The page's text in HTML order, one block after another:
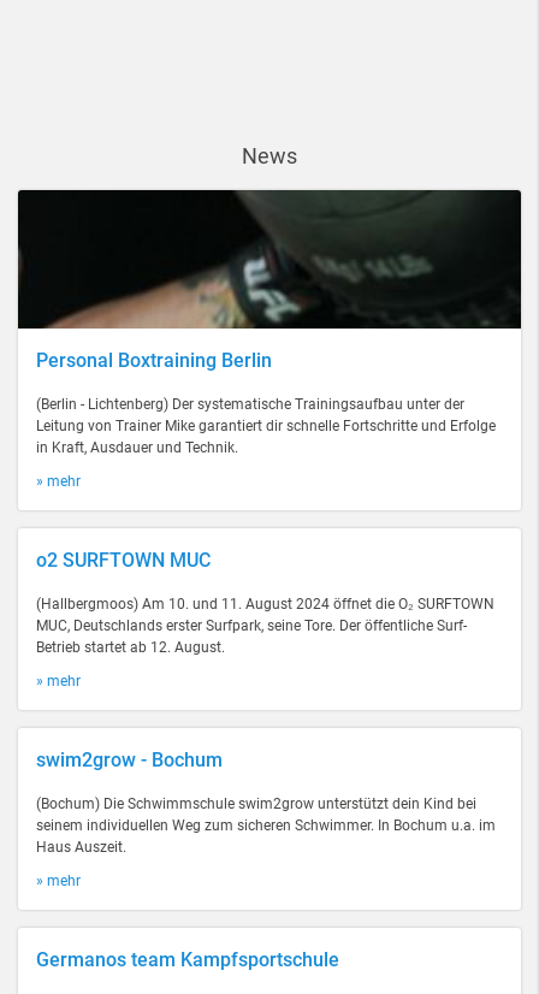
News
Personal Boxtraining Berlin
(Berlin - Lichtenberg) Der systematische Trainingsaufbau unter der
Leitung von Trainer Mike garantiert dir schnelle Fortschritte und Erfolge
in Kraft, Ausdauer und Technik.
» mehr
o2 SURFTOWN MUC
(Hallbergmoos) Am 10. und 11. August 2024 öffnet die O₂ SURFTOWN
MUC, Deutschlands erster Surfpark, seine Tore. Der öffentliche Surf-
Betrieb startet ab 12. August.
» mehr
swim2grow - Bochum
(Bochum) Die Schwimmschule swim2grow unterstützt dein Kind bei
seinem individuellen Weg zum sicheren Schwimmer. In Bochum u.a. im
Haus Auszeit.
» mehr
Germanos team Kampfsportschule